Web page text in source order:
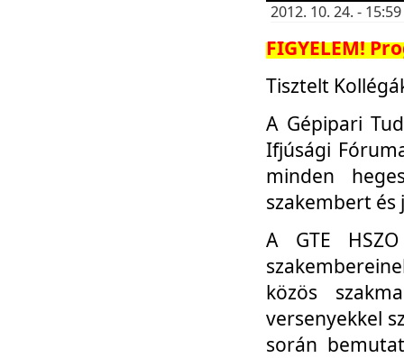
2012. 10. 24. -
FIGYELEM!
Tisztelt
A Gépipari
Ifjúsági
minden
szakembert
A GTE
közös
versenyekkel
során